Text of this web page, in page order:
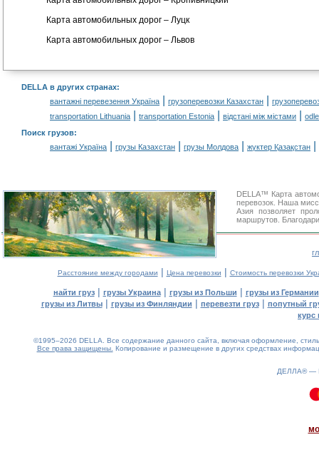
Карта автомобильных дорог – Луцк
Карта автомобильных дорог – Львов
DELLA в других странах:
вантажні перевезення Україна
грузоперевозки Казахстан
transportation Lithuania
transportation Estonia відстані між містами
Поиск грузов:
вантажі Україна
грузы Казахстан грузы Молдова жүктер Қазақстан
DELLA™ Карта
перевозок. Наша
Азия позволяет
маршрутов.
Расстояние между городами | Цена перевозки | Стоимость перевозки
найти груз| грузы Украина| грузы из Польши | грузы из Германии
грузы из Литвы| грузы из Финляндии | перевезти груз| попутный
курс
©1995–2026 DELLA. Все содержание данного сайта, включая оформление,
Все права защищены. Копирование и размещение в других средствах
ДЕЛЛА® —